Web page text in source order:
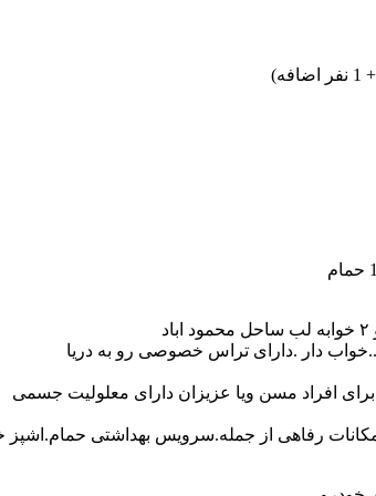
1 حمام
افراد مسن ویا عزیزان دارای معلولیت جسمی
رفاهی از جمله.سرویس بهداشتی حمام.اشپز